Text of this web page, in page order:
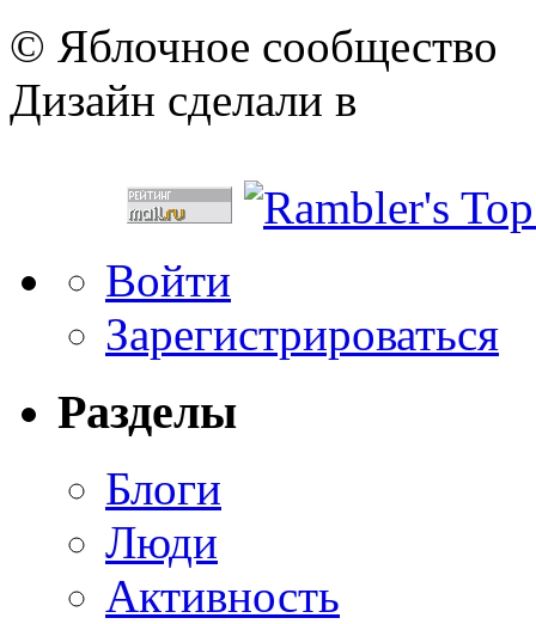
© Яблочное сообщество
Дизайн сделали в
Войти
Зарегистрироваться
Разделы
Блоги
Люди
Активность